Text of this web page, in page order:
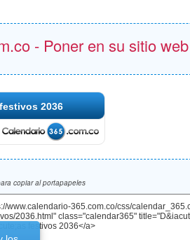
- Poner en su sitio
2036
copiar al portapapeles